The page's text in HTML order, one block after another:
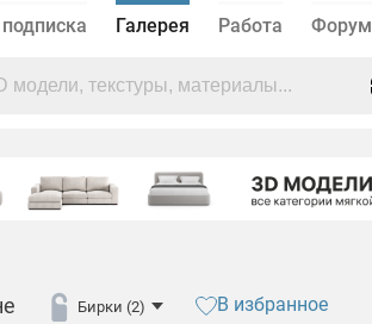
Галерея Работа Форум
Бирки (2) В избранное